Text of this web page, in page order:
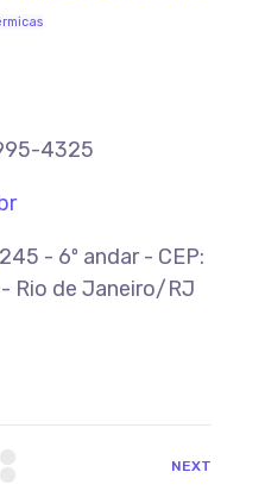
4325
- 6º andar - CEP:
Rio de Janeiro/RJ
NEXT